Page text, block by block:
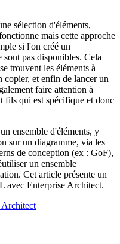
sélection d'éléments,
mais cette approche
si l'on créé un
sont pas disponibles. Cela
trouvent les éléments à
copier, et enfin de lancer un
faire attention à
fils qui est spécifique et donc
ensemble d'éléments, y
sur un diagramme, via les
de conception (ex : GoF),
un ensemble
Cet article présente un
avec Enterprise Architect.
Architect